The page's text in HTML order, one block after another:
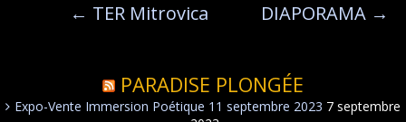
← TER Mitrovica DIAPORAMA →
PARADISE PLONGÉE
Expo-Vente Immersion Poétique 11 septembre 2023 7 septembre